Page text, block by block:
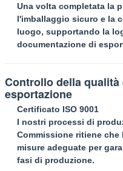
Una volta completata la
l'imballaggio sicuro e la
luogo, supportando la
documentazione di
Controllo della qualità
esportazione
Certificato ISO 9001
I nostri processi di
Commissione ritiene che
misure adeguate per
fasi di produzione.